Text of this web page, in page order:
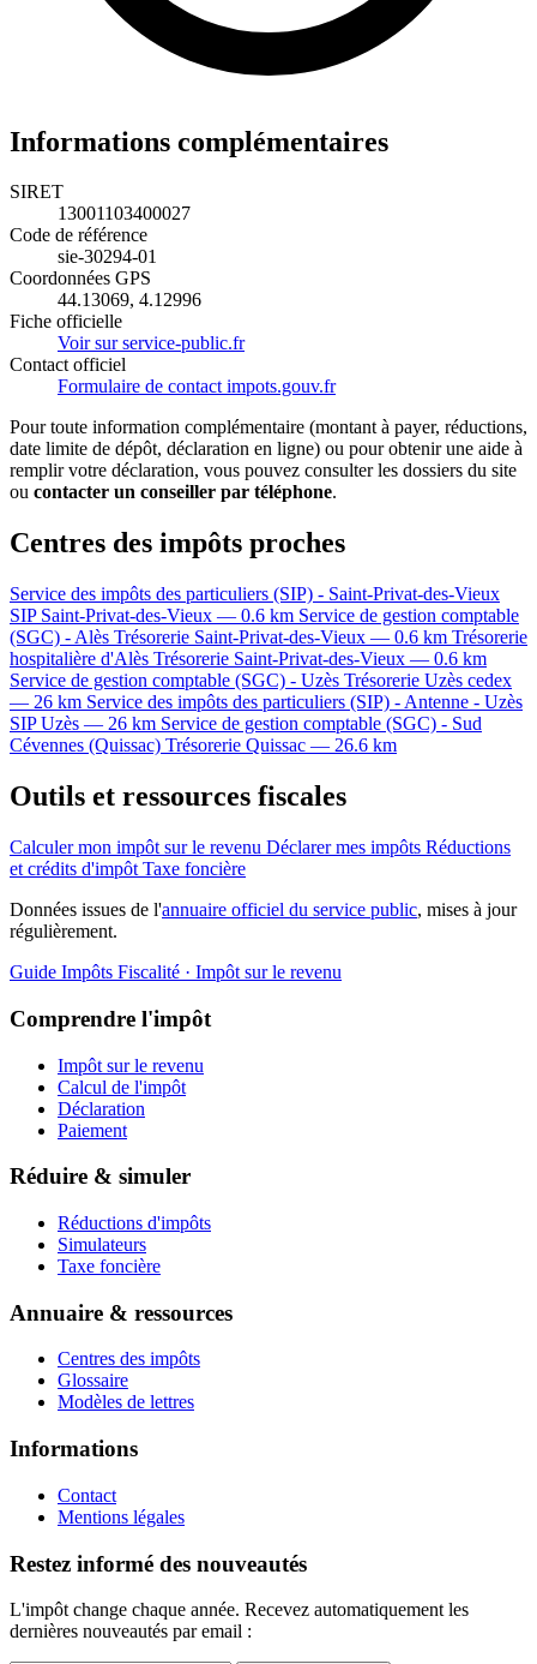
Informations complémentaires
SIRET
13001103400027
Code de référence
sie-30294-01
Coordonnées GPS
44.13069, 4.12996
Fiche officielle
Voir sur service-public.fr
Contact officiel
Formulaire de contact impots.gouv.fr
Pour toute information complémentaire (montant à payer, réductions,
date limite de dépôt, déclaration en ligne) ou pour obtenir une aide à
remplir votre déclaration, vous pouvez consulter les dossiers du site
ou contacter un conseiller par téléphone.
Centres des impôts proches
Service des impôts des particuliers (SIP) - Saint-Privat-des-Vieux
SIP Saint-Privat-des-Vieux — 0.6 km Service de gestion comptable
(SGC) - Alès Trésorerie Saint-Privat-des-Vieux — 0.6 km Trésorerie
hospitalière d'Alès Trésorerie Saint-Privat-des-Vieux — 0.6 km
Service de gestion comptable (SGC) - Uzès Trésorerie Uzès cedex
— 26 km Service des impôts des particuliers (SIP) - Antenne - Uzès
SIP Uzès — 26 km Service de gestion comptable (SGC) - Sud
Cévennes (Quissac) Trésorerie Quissac — 26.6 km
Outils et ressources fiscales
Calculer mon impôt sur le revenu Déclarer mes impôts Réductions
et crédits d'impôt Taxe foncière
Données issues de l'annuaire officiel du service public, mises à jour
régulièrement.
Guide Impôts Fiscalité · Impôt sur le revenu
Comprendre l'impôt
Impôt sur le revenu
Calcul de l'impôt
Déclaration
Paiement
Réduire & simuler
Réductions d'impôts
Simulateurs
Taxe foncière
Annuaire & ressources
Centres des impôts
Glossaire
Modèles de lettres
Informations
Contact
Mentions légales
Restez informé des nouveautés
L'impôt change chaque année. Recevez automatiquement les
dernières nouveautés par email :